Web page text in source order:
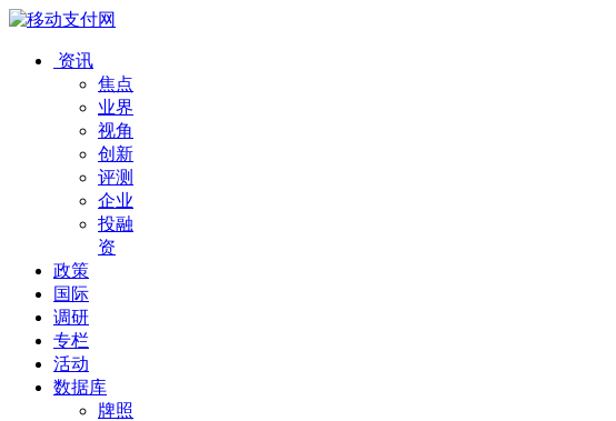
资讯
焦点
业界
视角
创新
评测
企业
投融
资
政策
国际
调研
专栏
活动
数据库
牌照